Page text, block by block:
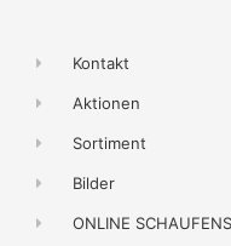
Kontakt
Aktionen
Sortiment
Bilder
ONLINE